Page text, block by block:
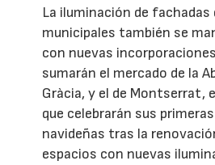
La iluminación de fachadas
municipales también se
con nuevas
sumarán el mercado de la
Gràcia, y el de Montserrat,
que celebrarán sus
navideñas tras la
espacios con nuevas